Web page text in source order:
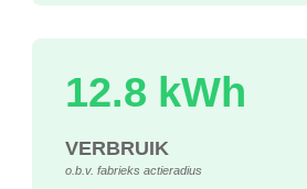
12.8 kWh
VERBRUIK
o.b.v. fabrieks actieradius